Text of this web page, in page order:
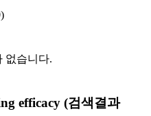
없습니다.
efficacy (검색결과